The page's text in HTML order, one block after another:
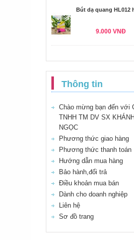
Bút dạ quang HL012
9.000 VNĐ
Thông tin
Chào mừng bạn đến với
TNHH TM DV SX KHÁNH
NGỌC
Phương thức giao hàng
Phương thức thanh toán
Hướng dẫn mua hàng
Bảo hành,đổi trả
Điều khoản mua bán
Dành cho doanh nghiệp
Liên hệ
Sơ đồ trang